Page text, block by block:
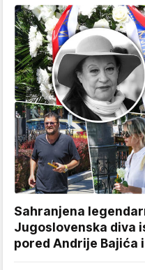
Sahranjena
Jugoslovenska diva
pored Andrije Bajića